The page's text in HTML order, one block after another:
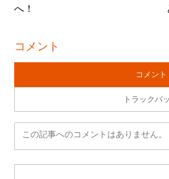
へ！
コメント
コメント
トラックバ
この記事へのコメントはありません。